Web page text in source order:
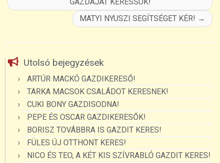
MATYI NYUSZI SEGÍTSÉGET KÉR! →
Utolsó bejegyzések
ARTÚR MACKÓ GAZDIKERESŐ!
TARKA MACSOK CSALÁDOT KERESNEK!
CUKI BONY GAZDISODNA!
PEPE ÉS OSCAR GAZDIKERESŐK!
BORISZ TOVÁBBRA IS GAZDIT KERES!
FÜLES ÚJ OTTHONT KERES!
NICO ÉS TEO, A KÉT KIS SZÍVRABLÓ GAZDIT KERES!